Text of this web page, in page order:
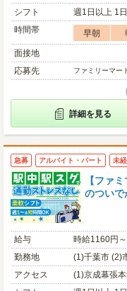
シフト
週1日以上 1
時間帯
早朝
面接地
応募先
ファミリーマー
詳細を見る
急募 アルバイト・パート 未
【ファ
のつい
給与
時給1160円
勤務地
(1)千葉市 (2)
アクセス
(1)京成幕張